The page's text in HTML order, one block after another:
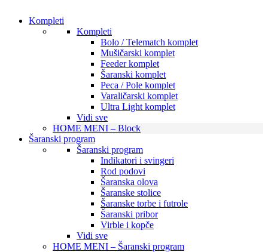
Kompleti
Kompleti
Bolo / Telematch komplet
Mušičarski komplet
Feeder komplet
Šaranski komplet
Peca / Pole komplet
Varaličarski komplet
Ultra Light komplet
Vidi sve
HOME MENI – Block
Šaranski program
Šaranski program
Indikatori i svingeri
Rod podovi
Šaranska olova
Šaranske stolice
Šaranske torbe i futrole
Šaranski pribor
Virble i kopče
Vidi sve
HOME MENI – Šaranski program